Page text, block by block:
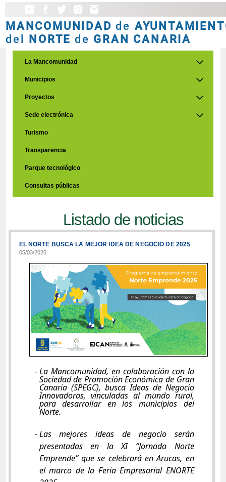
MANCOMUNIDAD de
del NORTE de GRAN CANARIA
La Mancomunidad
Municipios
Proyectos
Sede electrónica
Turismo
Transparencia
Parque tecnológico
Consultas públicas
Listado de noticias
EL NORTE BUSCA LA MEJOR IDEA DE NEGOCIO DE 2025
05/03/2025
La Mancomunidad, en colaboración con la
Sociedad de Promoción Económica de Gran
Canaria (SPEGC), busca Ideas de Negocio
Innovadoras, vinculadas al mundo rural,
para desarrollar en los municipios del
Norte.
Las mejores ideas de negocio serán
presentadas en la XI “Jornada Norte
Emprende” que se celebrará en Arucas, en
el marco de la Feria Empresarial ENORTE